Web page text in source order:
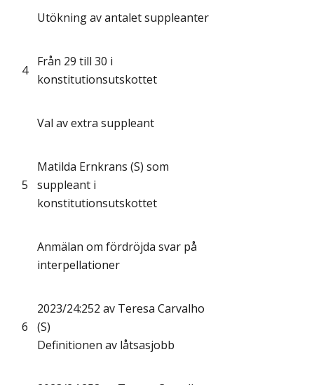
Utökning av antalet suppleanter
4
Från 29 till 30 i
konstitutionsutskottet
Val av extra suppleant
5
Matilda Ernkrans (S) som
suppleant i
konstitutionsutskottet
Anmälan om fördröjda svar på
interpellationer
6
2023/24:252 av Teresa Carvalho
(S)
Definitionen av låtsasjobb